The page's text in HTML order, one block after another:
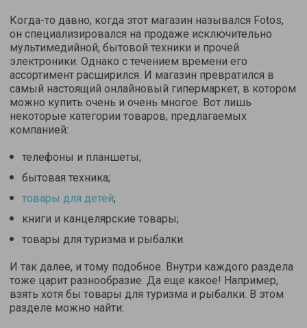
Когда-то давно, когда этот магазин назывался Fotos,
он специализировался на продаже исключительно
мультимедийной, бытовой техники и прочей
электроники. Однако с течением времени его
ассортимент расширился. И магазин превратился в
самый настоящий онлайновый гипермаркет, в котором
можно купить очень и очень многое. Вот лишь
некоторые категории товаров, предлагаемых
компанией:
телефоны и планшеты;
бытовая техника;
товары для детей;
книги и канцелярские товары;
товары для туризма и рыбалки.
И так далее, и тому подобное. Внутри каждого раздела
тоже царит разнообразие. Да еще какое! Например,
взять хотя бы товары для туризма и рыбалки. В этом
разделе можно найти: